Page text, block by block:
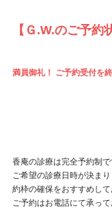
【Ｇ.W.のご予約
満員御礼！ ご予約受付を
香庵の診療は完全予約制で
ご希望の診療日時が決ま
約枠の確保をおすすめして
ご予約はお電話にて承って